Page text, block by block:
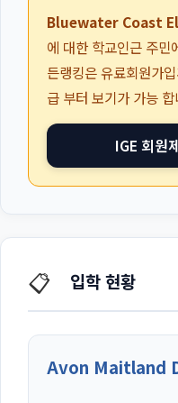
Bluewater Coast
에 대한 학교인근 주민
든랭킹은 유료회원가
급 부터 보기가 가능
IGE 회원
📋 입학 현황
Avon Maitland